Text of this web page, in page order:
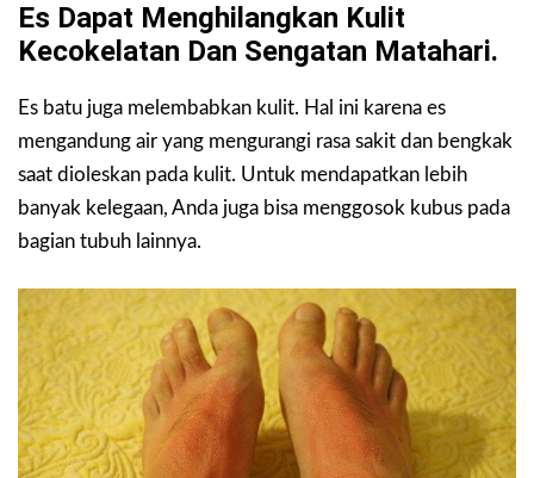
Es Dapat Menghilangkan Kulit
Kecokelatan Dan Sengatan Matahari.
Es batu juga melembabkan kulit. Hal ini karena es
mengandung air yang mengurangi rasa sakit dan bengkak
saat dioleskan pada kulit. Untuk mendapatkan lebih
banyak kelegaan, Anda juga bisa menggosok kubus pada
bagian tubuh lainnya.